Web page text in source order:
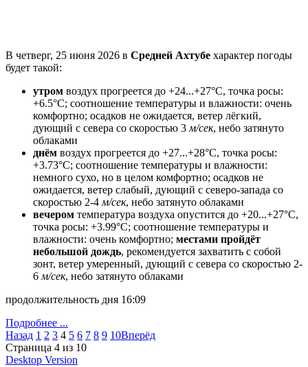
В четверг, 25 июня 2026 в Средней Ахтубе характер погоды
будет такой:
утром воздух прогреется до +24...+27°C, точка росы:
+6.5°C; соотношение температуры и влажности: очень
комфортно; осадков не ожидается, ветeр лёгкий,
дующий с севера со скоростью 3м/сек, небо затянуто
облаками
днём воздух прогреется до +27...+28°C, точка росы:
+3.73°C; соотношение температуры и влажности:
немного сухо, но в целом комфортно; осадков не
ожидается, ветeр слабый, дующий с северо-запада со
скоростью 2-4м/сек, небо затянуто облаками
вечером температура воздуха опустится до +20...+27°C,
точка росы: +3.99°C; соотношение температуры и
влажности: очень комфортно; местами пройдёт
небольшой дождь, рекомендуется захватить с собой
зонт, ветeр умеренный, дующий с севера со скоростью 2-
6м/сек, небо затянуто облаками
продолжительность дня 16:09
Подробнее ...
Назад 1 2 3 4 5 6 7 8 9 10Вперёд
Страница 4 из 10
Desktop Version